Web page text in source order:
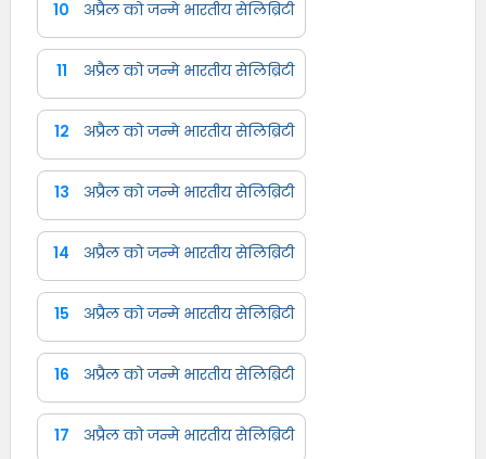
10 अप्रैल को जन्मे भारतीय सेलिब्रिटी
11 अप्रैल को जन्मे भारतीय सेलिब्रिटी
12 अप्रैल को जन्मे भारतीय सेलिब्रिटी
13 अप्रैल को जन्मे भारतीय सेलिब्रिटी
14 अप्रैल को जन्मे भारतीय सेलिब्रिटी
15 अप्रैल को जन्मे भारतीय सेलिब्रिटी
16 अप्रैल को जन्मे भारतीय सेलिब्रिटी
17 अप्रैल को जन्मे भारतीय सेलिब्रिटी